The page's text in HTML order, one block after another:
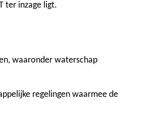
ter inzage ligt.
waaronder waterschap
regelingen waarmee de